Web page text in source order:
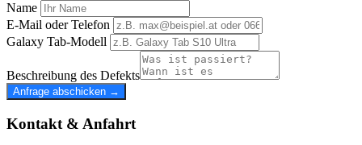
Name
E-Mail oder Telefon
Galaxy Tab-Modell
Beschreibung des Defekts
Anfrage abschicken →
Kontakt & Anfahrt